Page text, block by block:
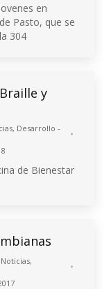
en
Pasto, que se
304
y
, Desarrollo -
de Bienestar
,